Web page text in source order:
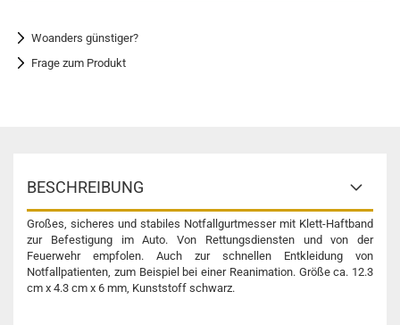
Woanders günstiger?
Frage zum Produkt
BESCHREIBUNG
Großes, sicheres und stabiles Notfallgurtmesser mit Klett-Haftband
zur Befestigung im Auto. Von Rettungsdiensten und von der
Feuerwehr empfolen. Auch zur schnellen Entkleidung von
Notfallpatienten, zum Beispiel bei einer Reanimation. Größe ca. 12.3
cm x 4.3 cm x 6 mm, Kunststoff schwarz.